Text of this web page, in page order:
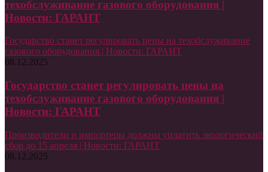
техобслуживание газового оборудования |
Новости: ГАРАНТ
Государство станет регулировать цены на техобслуживание
газового оборудования | Новости: ГАРАНТ
08.12.2025
Государство станет регулировать цены на
техобслуживание газового оборудования |
Новости: ГАРАНТ
Производители и импортеры должны уплатить экологический
сбор до 15 апреля | Новости: ГАРАНТ
08.12.2025